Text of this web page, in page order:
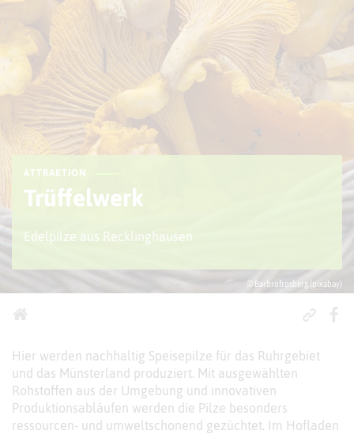
© Barbrofrosberg (pixabay)
ATTRAKTION
Trüffelwerk
Edelpilze aus Recklinghausen
Hier werden nachhaltig Speisepilze für das Ruhrgebiet
und das Münsterland produziert. Mit ausgewählten
Rohstoffen aus der Umgebung und innovativen
Produktionsabläufen werden die Pilze besonders
ressourcen- und umweltschonend gezüchtet. Im Hofladen